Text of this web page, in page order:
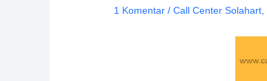
1 Komentar /Call Center Solahart